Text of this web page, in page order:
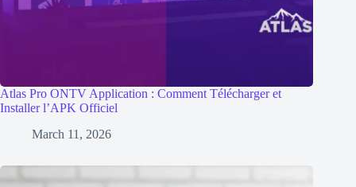
Atlas Pro ONTV Application : Comment Télécharger et
Installer l’APK Officiel
March 11, 2026